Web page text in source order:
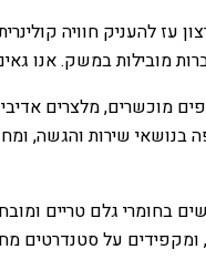
אהבה גדולה לאוכל ורצון
מובילות במשק.
מוכשרים, מלצרים
בנושאי שירות והגשה,
בחומרי גלם טריים
ומקפידים על סטנדרטים